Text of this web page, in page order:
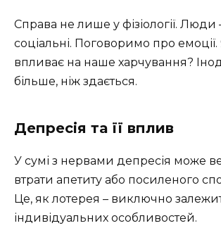
Справа не лише у фізіології. Люди
соціальні. Поговоримо про
впливає на наше харчування?
більше, ніж здається.
Депресія та її вплив
У сумі з нервами депресія може
втрати апетиту або посиленого
Це, як лотерея – виключно
індивідуальних особливостей.